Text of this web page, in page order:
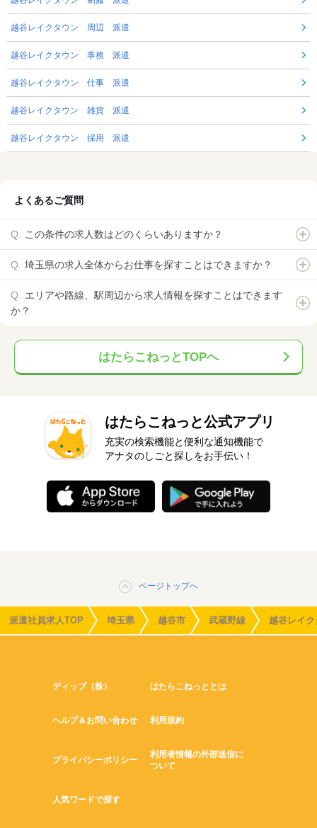
越谷レイクタウン 周辺 派遣
越谷レイクタウン 事務 派遣
越谷レイクタウン 仕事 派遣
越谷レイクタウン 雑貨 派遣
越谷レイクタウン 採用 派遣
よくあるご質問
この条件の求人数はどのくらいありますか？
埼玉県の求人全体からお仕事を探すことはできますか？
エリアや路線、駅周辺から求人情報を探すことはできます
か？
はたらこねっとTOPへ
はたらこねっと公式アプリ
充実の検索機能と便利な通知機能で
アナタのしごと探しをお手伝い！
ページトップへ
派遣社員求人TOP 埼玉県 越谷市 武蔵野線 越谷レイ
ディップ（株） はたらこねっととは
ヘルプ＆お問い合わせ 利用規約
プライバシーポリシー
利用者情報の外部送信に
ついて
人気ワードで探す